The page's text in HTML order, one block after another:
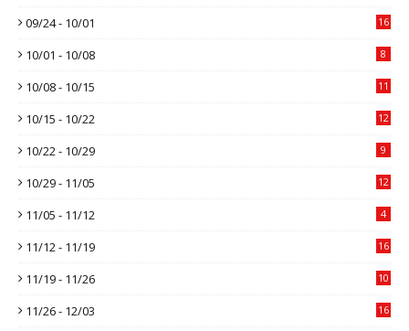
09/24 - 10/01 16
10/01 - 10/08 8
10/08 - 10/15 11
10/15 - 10/22 12
10/22 - 10/29 9
10/29 - 11/05 12
11/05 - 11/12 4
11/12 - 11/19 16
11/19 - 11/26 10
11/26 - 12/03 16